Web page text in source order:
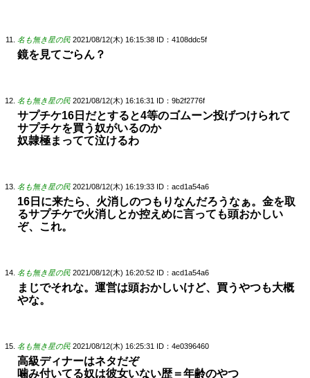
名も無き星の民 2021/08/12(木) 16:15:38 ID：4108ddc5f
鏡を見てごらん？
名も無き星の民 2021/08/12(木) 16:16:31 ID：9b2f2776f
サプチケ16日だとすると4等のゴムーン投げつけられて
サプチケを買う奴がいるのか
奴隷極まってて泣けるわ
名も無き星の民 2021/08/12(木) 16:19:33 ID：acd1a54a6
16日に来たら、火消しのつもりなんだろうなぁ。金を取
るサプチケで火消しとか控えめに言っても頭おかしい
ぞ、これ。
名も無き星の民 2021/08/12(木) 16:20:52 ID：acd1a54a6
まじでそれな。運営は頭おかしいけど、買うやつも大概
やな。
名も無き星の民 2021/08/12(木) 16:25:31 ID：4e0396460
高級ディナーはネタだぞ
噛み付いてる奴は彼女いない歴＝年齢のやつ